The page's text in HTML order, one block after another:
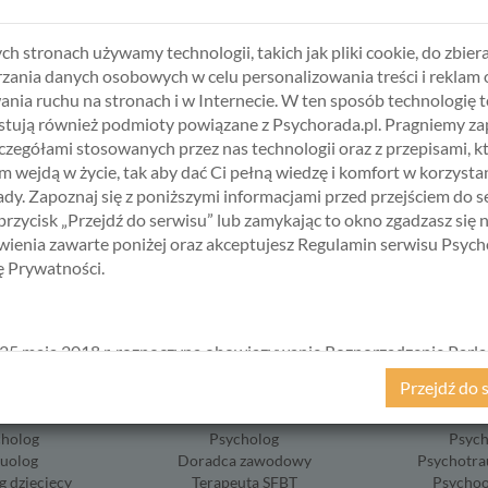
dnia!
USŁUGĘ, SPECJALISTĘ I
dziecięcy
Psycholog
Doradca zawodowy
Terapeuta SFBT
HANNA
stronach używamy technologii, takich jak pliki cookie, do
danych osobowych w celu personalizowania treści i reklam
ruchu na stronach i w Internecie. W ten sposób technologię
również podmioty powiązane z Psychorada.pl. Pragniemy
stosowanych przez nas technologii oraz z przepisami,
wejdą w życie, tak aby dać Ci pełną wiedzę i komfort w
Zapoznaj się z poniższymi informacjami przed przejściem do
„Przejdź do serwisu” lub zamykając to okno zgadzasz się
zawarte poniżej oraz akceptujesz Regulamin serwisu
Prywatności.
maja 2018 r. rozpoczyna obowiązywanie Rozporządzenie
i Rady (UE) 2016/679 z dnia 27 kwietnia 2016 r. w sprawie
w związku z przetwarzaniem danych osobowych i w
przepływu takich danych oraz uchylenia dyrektywy 95/46/
popularnie jako „RODO”). RODO obowiązywać będzie w
we wszystkich krajach Unii Europejskiej, a więc także w Polsce i
Przejdź do